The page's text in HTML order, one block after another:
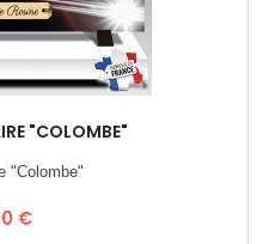
"COLOMBE"
"Colombe"
€